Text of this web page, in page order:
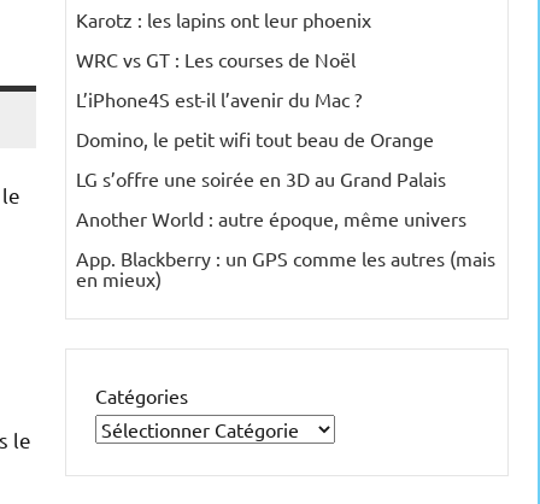
le
Karotz : les lapins ont leur phoenix
WRC vs GT : Les courses de Noël
L’iPhone4S est-il l’avenir du Mac ?
Domino, le petit wifi tout beau de Orange
LG s’offre une soirée en 3D au Grand Palais
Another World : autre époque, même univers
App. Blackberry : un GPS comme les autres (mais
en mieux)
Catégories